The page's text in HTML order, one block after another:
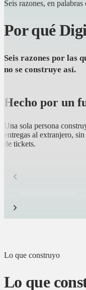
Seis razones, en palabras
Por qué
Seis razones por las
no se construye así.
Hecho por un
Una sola persona
entregas al extranjero,
de tickets.
Lo que construyo
Lo que